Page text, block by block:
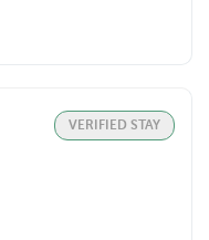
VERIFIED STAY